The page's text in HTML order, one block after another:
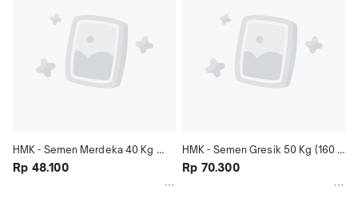
HMK - Semen Merdeka 40 Kg
(100 Zak) JADETABEK
Rp 48.100
HMK - Semen Gresik 50 Kg (160
Zak) JADETABEK
Rp 70.300